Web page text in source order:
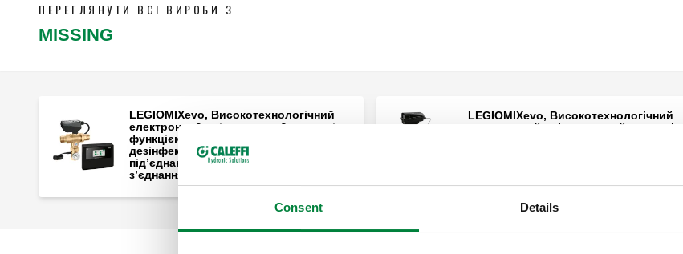
Consent Details
ПЕРЕГЛЯНУТИ ВСІ ВИРОБИ З
MISSING
LEGIOMIXevo, Високотехнологічний
електронний змішувальний клапан із
функцією програмної термічної
дезінфекції. З можливістю
під’єднання. Зовнішні різьбові
з’єднання з муфтою.
LEGIOMIXevo, Високотехнологічний
електронний змішувальний клапан із